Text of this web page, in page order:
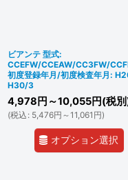
ビアンテ 型式:
CCEFW/CCEAW/CC3FW/
初度登録年月/初度検査年月:
H30/3
4,978 円 ～10,055円(税
(税込 : 5,476円 ～11,061 円)
オプション選択